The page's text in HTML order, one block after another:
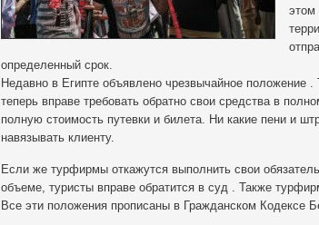
этом
определенный срок.
Недавно в Египте объявлено чрезвычайное положение .
теперь вправе требовать обратно свои средства в
полную стоимость путевки и билета. Ни какие пени и
навязывать клиенту.
Если же турфирмы откажутся выполнить свои
объеме, туристы вправе обратится в суд . Также
Все эти положения прописаны в Гражданском Кодексе